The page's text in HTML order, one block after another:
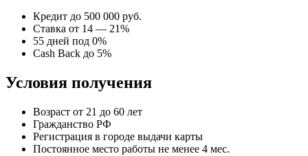
Кредит до 500 000 руб.
Ставка от 14 — 21%
55 дней под 0%
Cash Back до 5%
Условия получения
Возраст от 21 до 60 лет
Гражданство РФ
Регистрация в городе выдачи карты
Постоянное место работы не менее 4 мес.